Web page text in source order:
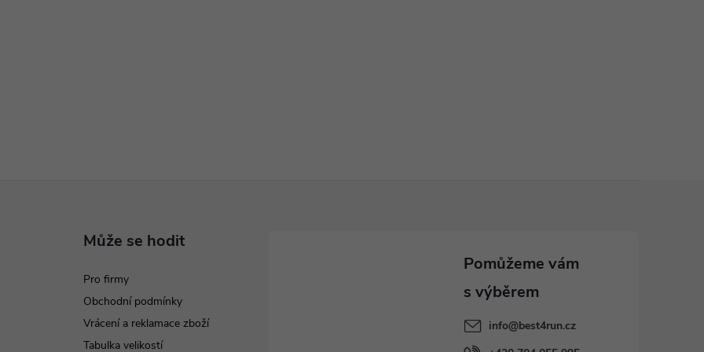
Může se hodit
Pro firmy
Obchodní podmínky
Vrácení a reklamace zboží
Tabulka velikostí
info@best4run.cz